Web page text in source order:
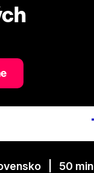
| 50 min